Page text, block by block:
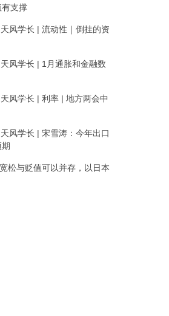
支撑
风学长 | 流动性｜倒挂的资
风学长 | 1月通胀和金融数
风学长 | 利率 | 地方两会中
风学长 | 宋雪涛：今年出口
松与贬值可以并存，以日本